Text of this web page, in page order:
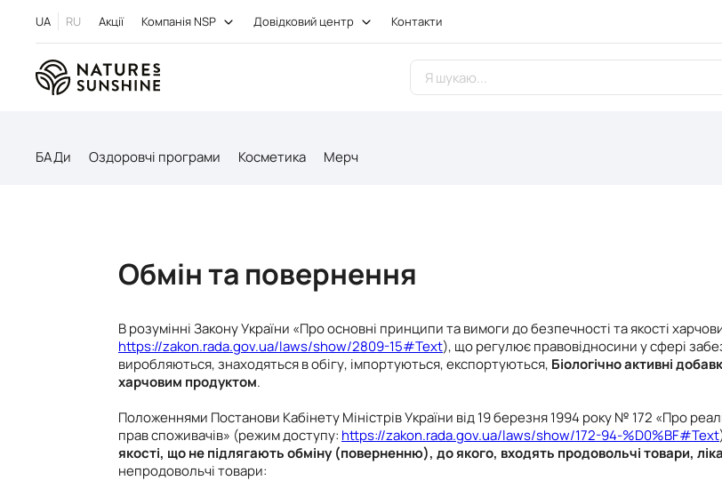
UA RU Акції Компанія NSP Довідковий центр Контакти
БАДи Оздоровчі програми Косметика Мерч
Обмін та повернення
В розумінні Закону України «Про основні принципи та вимоги до безпечності та якості
https://zakon.rada.gov.ua/laws/show/2809-15#Text), що регулює правовідносини у сфері
виробляються, знаходяться в обігу, імпортуються, експортуються, Біологічно активні
харчовим продуктом.
Положеннями Постанови Кабінету Міністрів України від 19 березня 1994 року № 172 «Про
прав споживачів» (режим доступу: https://zakon.rada.gov.ua/laws/show/172-94-%D0%BF#Text
якості, що не підлягають обміну (поверненню), до якого, входять продовольчі товари,
непродовольчі товари: